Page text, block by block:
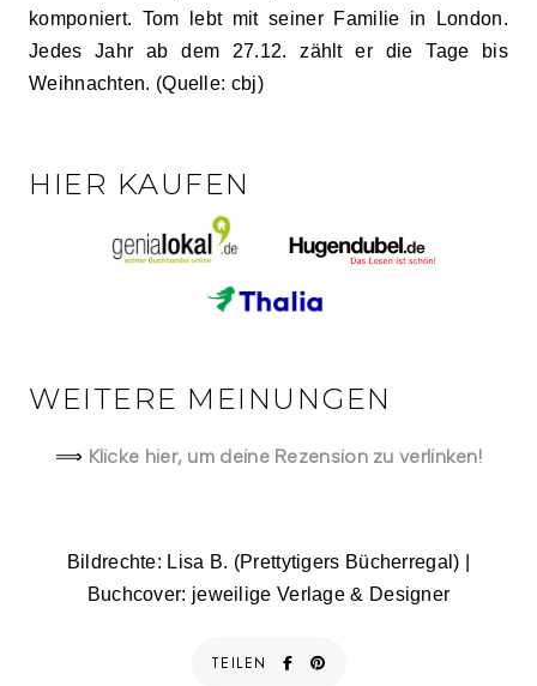
komponiert. Tom lebt mit seiner Familie in London.
Jedes Jahr ab dem 27.12. zählt er die Tage bis
Weihnachten. (Quelle: cbj)
HIER KAUFEN
WEITERE MEINUNGEN
⟹ Klicke hier, um deine Rezension zu verlinken!
Bildrechte: Lisa B. (Prettytigers Bücherregal) |
Buchcover: jeweilige Verlage & Designer
TEILEN